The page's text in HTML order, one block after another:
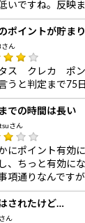
いですね。反映
ポイントが貯ま
さん
ス クレカ ポン
うと判定まで75
での時間は長い
さん
にポイント有効
、ちっと有効に
項通りなんです
されたけど…
ん